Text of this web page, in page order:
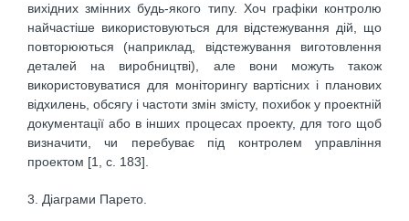
вихідних змінних будь-якого типу. Хоч графіки контролю
найчастіше використовуються для відстежування дій, що
повторюються (наприклад, відстежування виготовлення
деталей на виробництві), але вони можуть також
використовуватися для моніторингу вартісних і планових
відхилень, обсягу і частоти змін змісту, похибок у проектній
документації або в інших процесах проекту, для того щоб
визначити, чи перебуває під контролем управління
проектом [1, с. 183].
3. Діаграми Парето.